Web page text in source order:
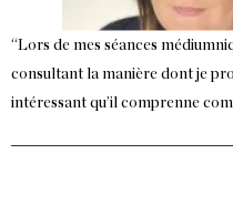
“Lors de mes séances
consultant la manière dont je
intéressant qu’il comprenne